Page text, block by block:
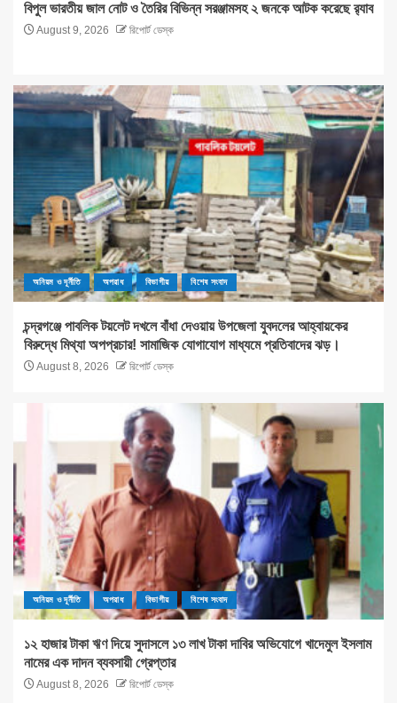
বিপুল ভারতীয় জাল নোট ও তৈরির বিভিন্ন সরঞ্জামসহ ২ জনকে আটক করেছে র‌্যাব
August 9, 2026 রিপোর্ট ডেস্ক
অনিয়ম ও দূর্নীতি অপরাধ বিভাগীয় বিশেষ সংবাদ
চন্দ্রগঞ্জে পাবলিক টয়লেট দখলে বাঁধা দেওয়ায় উপজেলা যুবদলের আহ্বায়কের
বিরুদ্ধে মিথ্যা অপপ্রচার! সামাজিক যোগাযোগ মাধ্যমে প্রতিবাদের ঝড়।
August 8, 2026 রিপোর্ট ডেস্ক
অনিয়ম ও দূর্নীতি অপরাধ বিভাগীয় বিশেষ সংবাদ
১২ হাজার টাকা ঋণ দিয়ে সুদাসলে ১৩ লাখ টাকা দাবির অভিযোগে খাদেমুল ইসলাম
নামের এক দাদন ব্যবসায়ী গ্রেপ্তার
August 8, 2026 রিপোর্ট ডেস্ক